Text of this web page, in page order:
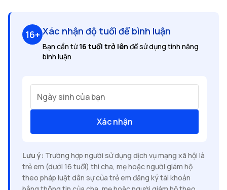
16+ Xác nhận độ tuổi để bình luận
Bạn cần từ16 tuổi trở lên để sử dụng tính năng
bình luận
Ngày sinh của bạn
Xác nhận
Lưu ý: Trường hợp người sử dụng dịch vụ mạng xã hội là
trẻ em (dưới 16 tuổi) thì cha, mẹ hoặc người giám hộ
theo pháp luật dân sự của trẻ em đăng ký tài khoản